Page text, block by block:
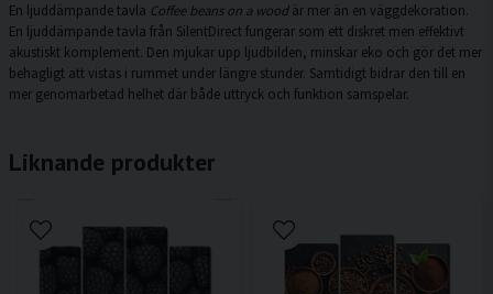
En ljuddämpande tavla Coffee beans on a woodär mer än en väggdekoration.
En ljuddämpande tavla från SilentDirect fungerar som ett diskret men effektivt
akustiskt komplement. Den mjukar upp ljudbilden, minskar eko och gör det mer
behagligt att vistas i rummet under längre stunder. Samtidigt bidrar den till en
mer genomarbetad helhet där både uttryck och funktion samspelar.
Liknande produkter